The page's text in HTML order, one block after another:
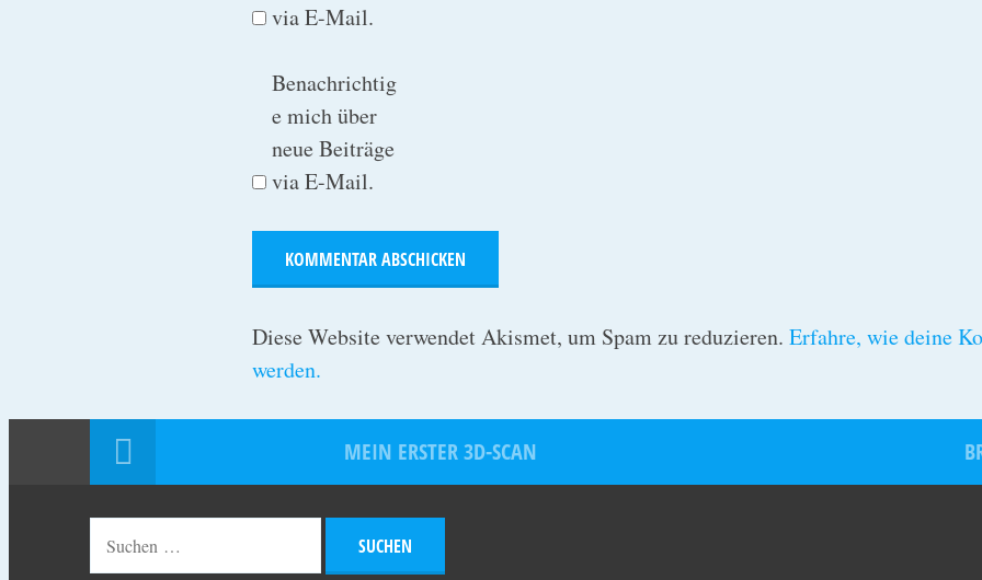
via E-Mail.
Benachrichtig
e mich über
neue Beiträge
via E-Mail.
Diese Website verwendet Akismet, um Spam zu reduzieren. Erfahre, wie deine
werden.
MEIN ERSTER 3D-SCAN